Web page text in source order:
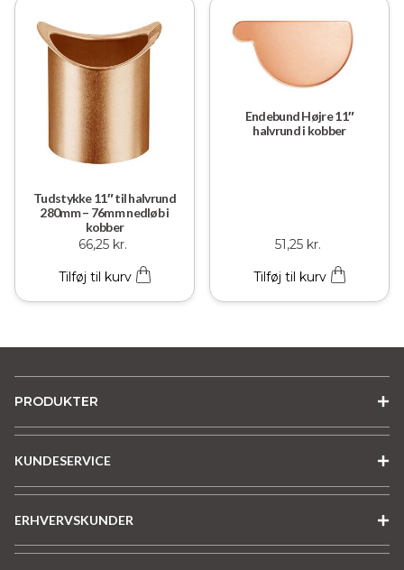
Tudstykke 11″ til halvrund
280mm – 76mm nedløb i
kobber
66,25 kr.
Tilføj til kurv
Endebund Højre 11″
halvrund i kobber
51,25 kr.
Tilføj til kurv
PRODUKTER
KUNDESERVICE
ERHVERVSKUNDER